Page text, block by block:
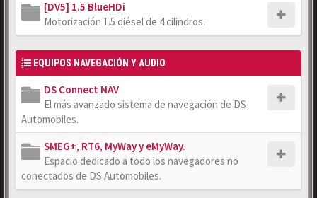
[DV5] 1.5 BlueHDi
Motorización 1.5 diésel de 4 cilindros.
EQUIPOS NAVEGACIÓN Y AUDIO
DS Connect NAV
El más avanzado sistema de navegación de DS
Automobiles.
SMEG+, RT6, MyWay y eMyWay.
Espacio dedicado a todo los navegadores no
conectados de DS Automobiles.